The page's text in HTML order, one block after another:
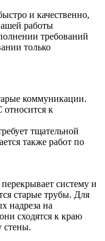
и качественно,
работы
требований
только
коммуникации.
к
тщательной
также работ по
систему и
старые трубы. Для
надреза на
сходятся к краю
стены.